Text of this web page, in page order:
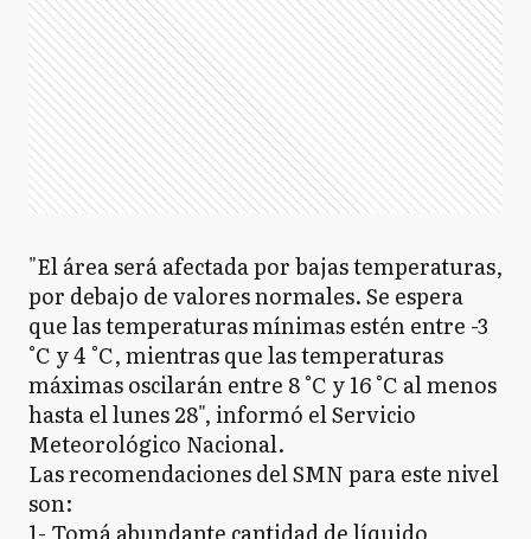
"El área será afectada por bajas temperaturas,
por debajo de valores normales. Se espera
que las temperaturas mínimas estén entre -3
°C y 4 °C, mientras que las temperaturas
máximas oscilarán entre 8 °C y 16 °C al menos
hasta el lunes 28", informó el Servicio
Meteorológico Nacional.
Las recomendaciones del SMN para este nivel
son:
1- Tomá abundante cantidad de líquido